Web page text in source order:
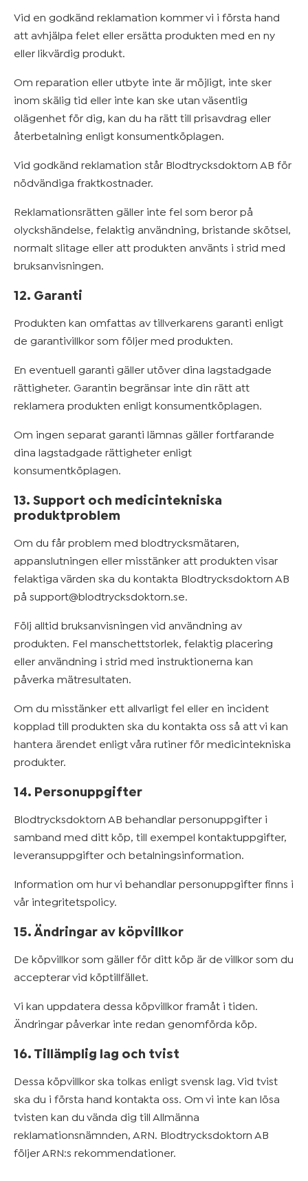
Vid en godkänd reklamation kommer vi i första hand
att avhjälpa felet eller ersätta produkten med en ny
eller likvärdig produkt.
Om reparation eller utbyte inte är möjligt, inte sker
inom skälig tid eller inte kan ske utan väsentlig
olägenhet för dig, kan du ha rätt till prisavdrag eller
återbetalning enligt konsumentköplagen.
Vid godkänd reklamation står Blodtrycksdoktorn AB för
nödvändiga fraktkostnader.
Reklamationsrätten gäller inte fel som beror på
olyckshändelse, felaktig användning, bristande skötsel,
normalt slitage eller att produkten använts i strid med
bruksanvisningen.
12. Garanti
Produkten kan omfattas av tillverkarens garanti enligt
de garantivillkor som följer med produkten.
En eventuell garanti gäller utöver dina lagstadgade
rättigheter. Garantin begränsar inte din rätt att
reklamera produkten enligt konsumentköplagen.
Om ingen separat garanti lämnas gäller fortfarande
dina lagstadgade rättigheter enligt
konsumentköplagen.
13. Support och medicintekniska
produktproblem
Om du får problem med blodtrycksmätaren,
appanslutningen eller misstänker att produkten visar
felaktiga värden ska du kontakta Blodtrycksdoktorn AB
på support@blodtrycksdoktorn.se.
Följ alltid bruksanvisningen vid användning av
produkten. Fel manschettstorlek, felaktig placering
eller användning i strid med instruktionerna kan
påverka mätresultaten.
Om du misstänker ett allvarligt fel eller en incident
kopplad till produkten ska du kontakta oss så att vi kan
hantera ärendet enligt våra rutiner för medicintekniska
produkter.
14. Personuppgifter
Blodtrycksdoktorn AB behandlar personuppgifter i
samband med ditt köp, till exempel kontaktuppgifter,
leveransuppgifter och betalningsinformation.
Information om hur vi behandlar personuppgifter finns i
vår integritetspolicy.
15. Ändringar av köpvillkor
De köpvillkor som gäller för ditt köp är de villkor som du
accepterar vid köptillfället.
Vi kan uppdatera dessa köpvillkor framåt i tiden.
Ändringar påverkar inte redan genomförda köp.
16. Tillämplig lag och tvist
Dessa köpvillkor ska tolkas enligt svensk lag. Vid tvist
ska du i första hand kontakta oss. Om vi inte kan lösa
tvisten kan du vända dig till Allmänna
reklamationsnämnden, ARN. Blodtrycksdoktorn AB
följer ARN:s rekommendationer.